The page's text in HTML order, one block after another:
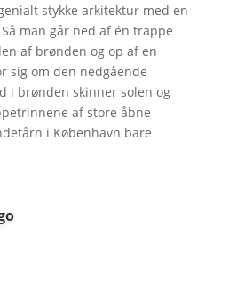
stykke arkitektur med en
man går ned af én trappe
af brønden og op af en
sig om den nedgående
i brønden skinner solen og
af store åbne
i København bare